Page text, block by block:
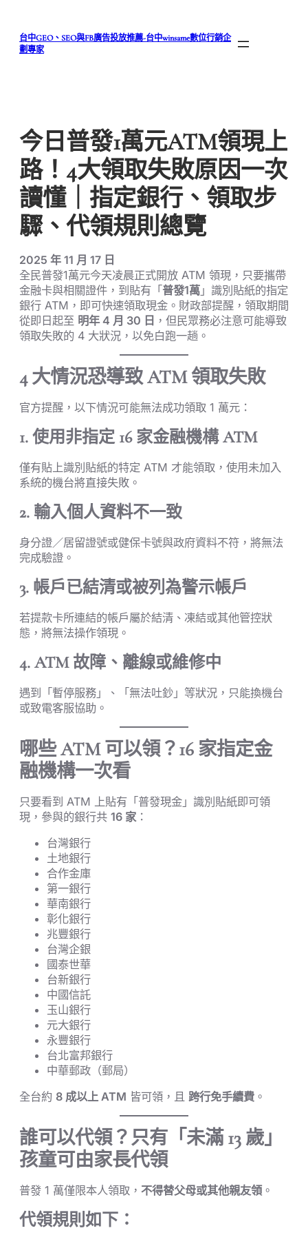
台中GEO、SEO與FB廣告投放推薦-台中winsame數位行銷企
劃專家
今日普發1萬元ATM領現上
路！4大領取失敗原因一次
讀懂｜指定銀行、領取步
驟、代領規則總覽
2025 年 11 月 17 日
全民普發1萬元今天凌晨正式開放 ATM 領現，只要攜帶
金融卡與相關證件，到貼有「 普發1萬 」識別貼紙的指定
銀行 ATM，即可快速領取現金。財政部提醒，領取期間
從即日起至 明年 4 月 30 日 ，但民眾務必注意可能導致
領取失敗的 4 大狀況，以免白跑一趟。
4 大情況恐導致 ATM 領取失敗
官方提醒，以下情況可能無法成功領取 1 萬元：
1. 使用非指定 16 家金融機構 ATM
僅有貼上識別貼紙的特定 ATM 才能領取，使用未加入
系統的機台將直接失敗。
2. 輸入個人資料不一致
身分證／居留證號或健保卡號與政府資料不符，將無法
完成驗證。
3. 帳戶已結清或被列為警示帳戶
若提款卡所連結的帳戶屬於結清、凍結或其他管控狀
態，將無法操作領現。
4. ATM 故障、離線或維修中
遇到「暫停服務」、「無法吐鈔」等狀況，只能換機台
或致電客服協助。
哪些 ATM 可以領？16 家指定金
融機構一次看
只要看到 ATM 上貼有「普發現金」識別貼紙即可領
現，參與的銀行共 16 家：
台灣銀行
土地銀行
合作金庫
第一銀行
華南銀行
彰化銀行
兆豐銀行
台灣企銀
國泰世華
台新銀行
中國信託
玉山銀行
元大銀行
永豐銀行
台北富邦銀行
中華郵政（郵局）
全台約 8 成以上 ATM 皆可領，且 跨行免手續費 。
誰可以代領？只有「未滿 13 歲」
孩童可由家長代領
普發 1 萬僅限本人領取， 不得替父母或其他親友領。
代領規則如下：